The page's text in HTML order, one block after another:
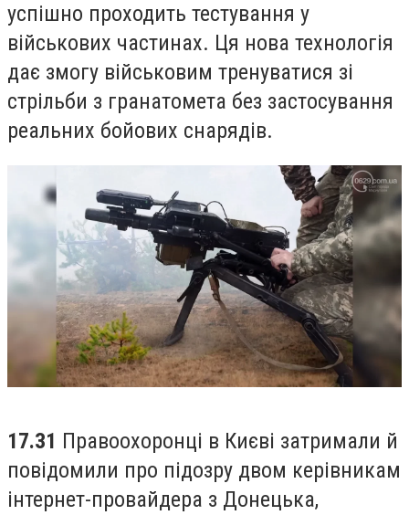
успішно проходить тестування у
військових частинах. Ця нова технологія
дає змогу військовим тренуватися зі
стрільби з гранатомета без застосування
реальних бойових снарядів.
17.31 Правоохоронці в Києві затримали й
повідомили про підозру двом керівникам
інтернет-провайдера з Донецька,